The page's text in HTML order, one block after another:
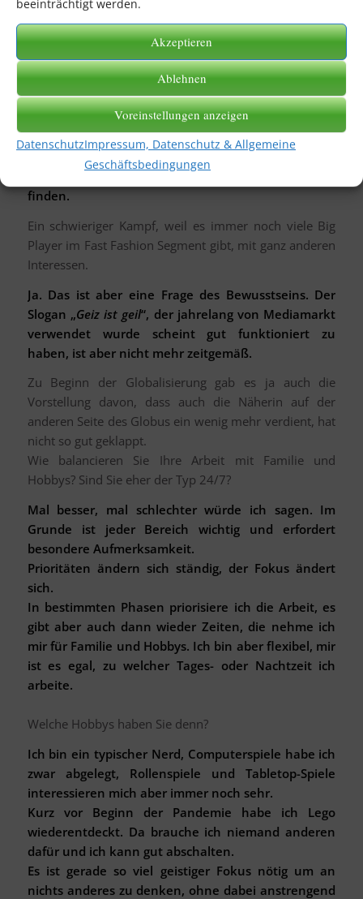
beeinträchtigt werden.
Akzeptieren
Ablehnen
Voreinstellungen anzeigen
DatenschutzImpressum, Datenschutz & Allgemeine
Geschäftsbedingungen
im Fair-Trade Bereich, es gibt einen Markt dafür!
Dort sind die Leute ja auch bereit, mehr Geld
auszugeben. Die Branche wird den Weg aus der
Preisdiskussion finden müssen.
Ich höre immer: „In dem Marken-Segment wo ich
unterwegs bin, kann ich das für den Preis gar nicht
anbieten“.
Die komplette Branche wird sich verändern müssen,
im gesamten Preisgefüge wird sich das dann wieder
finden.
Ein schwieriger Kampf, weil es immer noch viele Big
Player im Fast Fashion Segment gibt, mit ganz anderen
Interessen.
Ja. Das ist aber eine Frage des Bewusstseins. Der
Slogan „Geiz ist geil“, der jahrelang von Mediamarkt
verwendet wurde scheint gut funktioniert zu
haben, ist aber nicht mehr zeitgemäß.
Zu Beginn der Globalisierung gab es ja auch die
Vorstellung davon, dass auch die Näherin auf der
anderen Seite des Globus ein wenig mehr verdient, hat
nicht so gut geklappt.
Wie balancieren Sie Ihre Arbeit mit Familie und
Hobbys? Sind Sie eher der Typ 24/7?
Mal besser, mal schlechter würde ich sagen. Im
Grunde ist jeder Bereich wichtig und erfordert
besondere Aufmerksamkeit.
Prioritäten ändern sich ständig, der Fokus ändert
sich.
In bestimmten Phasen priorisiere ich die Arbeit, es
gibt aber auch dann wieder Zeiten, die nehme ich
mir für Familie und Hobbys. Ich bin aber flexibel, mir
ist es egal, zu welcher Tages- oder Nachtzeit ich
arbeite.
Welche Hobbys haben Sie denn?
Ich bin ein typischer Nerd, Computerspiele habe ich
zwar abgelegt, Rollenspiele und Tabletop-Spiele
interessieren mich aber immer noch sehr.
Kurz vor Beginn der Pandemie habe ich Lego
wiederentdeckt. Da brauche ich niemand anderen
dafür und ich kann gut abschalten.
Es ist gerade so viel geistiger Fokus nötig um an
nichts anderes zu denken, ohne dabei anstrengend